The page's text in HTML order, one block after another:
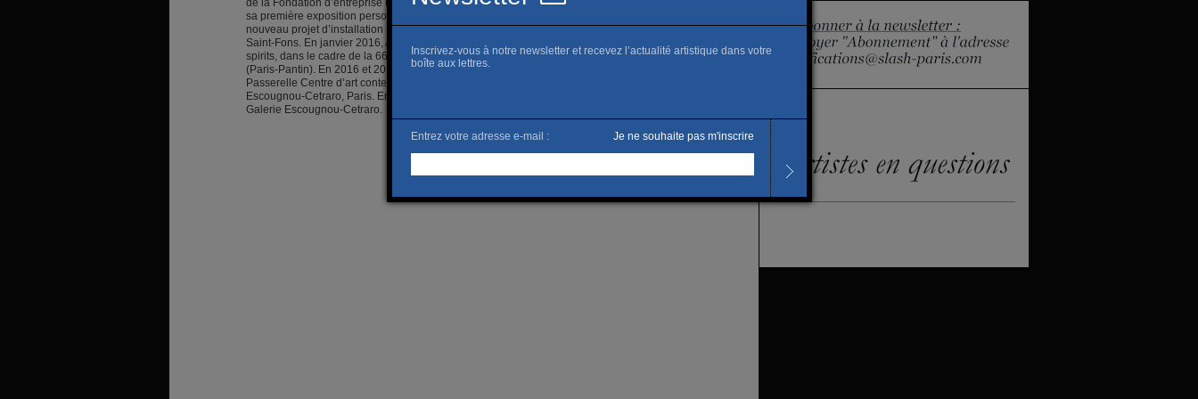
de la Fondation d’entreprise Hermès, ainsi qu’à TLÖN (Nevers). En mars 2015, parallèlement à
sa première exposition personnelle à la Galerie Escougnou-Cetraro (Paris), il réalise un
nouveau projet d’installation à l’espaceEXO(Paris) et collabore avec Jonas Delaborde auCAP
Saint-Fons. En janvier 2016, Andrés Ramirez présente l’installation R-O-R’ / befriending with
spirits, dans le cadre de la 66e exposition de la Jeune Création à la Galerie Thaddeus Ropac
(Paris-Pantin). En 2016 et 2017, il participe aux expositions collectives « Naturally Obscure » à
Passerelle Centre d’art contemporain de Brest, « Au-delà de l’image
Escougnou-Cetraro, Paris. En juin 2017, il présente sa deuxième exposition personnelle à la
Galerie Escougnou-Cetraro.